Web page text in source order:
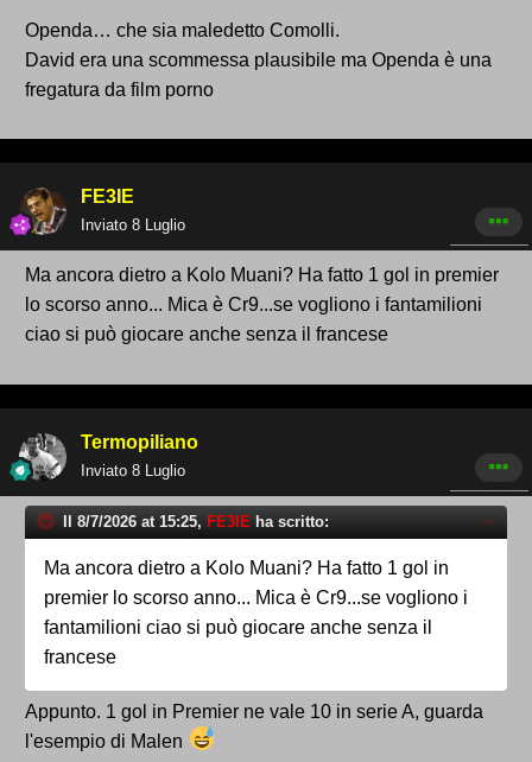
Openda… che sia maledetto Comolli.
David era una scommessa plausibile ma Openda è una
fregatura da film porno
FE3IE
Inviato 8 Luglio
Ma ancora dietro a Kolo Muani? Ha fatto 1 gol in premier
lo scorso anno... Mica è Cr9...se vogliono i fantamilioni
ciao si può giocare anche senza il francese
Termopiliano
Inviato 8 Luglio
Il 8/7/2026 at 15:25, FE3IE ha scritto:
Ma ancora dietro a Kolo Muani? Ha fatto 1 gol in
premier lo scorso anno... Mica è Cr9...se vogliono i
fantamilioni ciao si può giocare anche senza il
francese
Appunto. 1 gol in Premier ne vale 10 in serie A, guarda
l'esempio di Malen